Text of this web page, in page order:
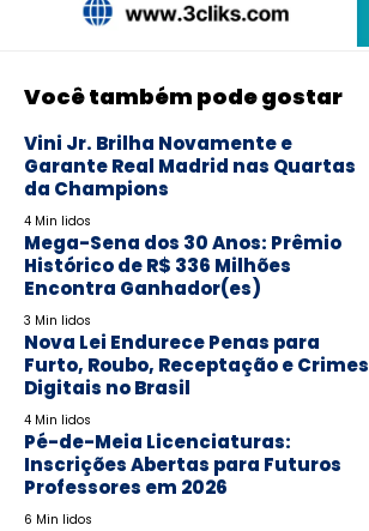
Você também pode gostar
Vini Jr. Brilha Novamente e
Garante Real Madrid nas Quartas
da Champions
4 Min lidos
Mega-Sena dos 30 Anos: Prêmio
Histórico de R$ 336 Milhões
Encontra Ganhador(es)
3 Min lidos
Nova Lei Endurece Penas para
Furto, Roubo, Receptação e Crimes
Digitais no Brasil
4 Min lidos
Pé-de-Meia Licenciaturas:
Inscrições Abertas para Futuros
Professores em 2026
6 Min lidos